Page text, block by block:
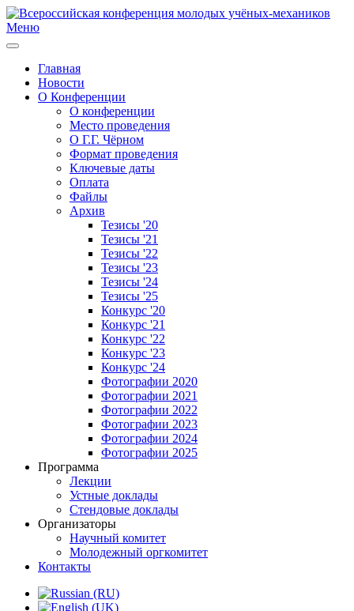
Меню
Главная
Новости
О Конференции
О конференции
Место проведения
О Г.Г. Чёрном
Формат проведения
Ключевые даты
Оплата
Файлы
Архив
Тезисы '20
Тезисы '21
Тезисы '22
Тезисы '23
Тезисы '24
Тезисы '25
Конкурс '20
Конкурс '21
Конкурс '22
Конкурс '23
Конкурс '24
Фотографии 2020
Фотографии 2021
Фотографии 2022
Фотографии 2023
Фотографии 2024
Фотографии 2025
Программа
Лекции
Устные доклады
Стендовые доклады
Организаторы
Научный комитет
Молодежный оргкомитет
Контакты